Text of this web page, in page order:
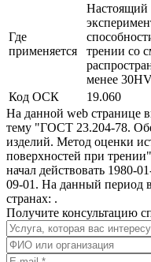
Где
применяется
Настоящий
трении со
менее
Код ОСК
19.060
На данной web странице
тему "ГОСТ 23.204-78.
изделий. Метод оценки
поверхностей при
начал действовать 1980-
09-01. На данный период
странах: .
Получите консультацию